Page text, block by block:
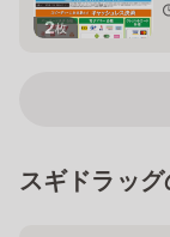
2枚
スギドラッ